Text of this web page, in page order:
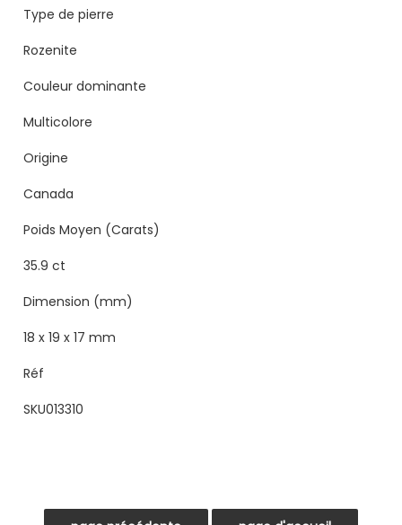
Type de pierre
Rozenite
Couleur dominante
Multicolore
Origine
Canada
Poids Moyen (Carats)
35.9 ct
Dimension (mm)
18 x 19 x 17 mm
Réf
SKU013310